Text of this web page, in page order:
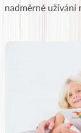
nadměrné užívání